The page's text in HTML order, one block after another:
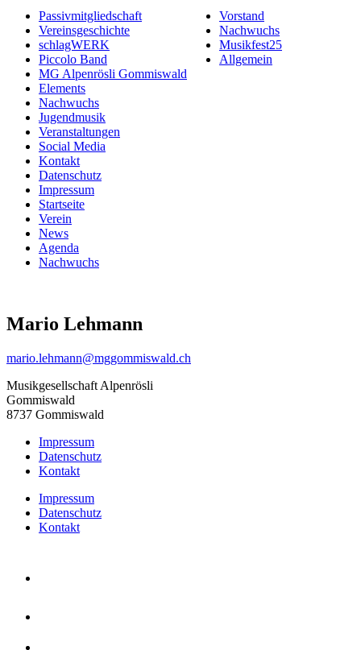
Passivmitgliedschaft
Vereinsgeschichte
schlagWERK
Piccolo Band
MG Alpenrösli Gommiswald
Elements
Nachwuchs
Jugendmusik
Veranstaltungen
Social Media
Kontakt
Datenschutz
Impressum
Startseite
Verein
News
Agenda
Nachwuchs
Vorstand
Nachwuchs
Musikfest25
Allgemein
Mario Lehmann
mario.lehmann@mggommiswald.ch
Musikgesellschaft Alpenrösli
Gommiswald
8737 Gommiswald
Impressum
Datenschutz
Kontakt
Impressum
Datenschutz
Kontakt